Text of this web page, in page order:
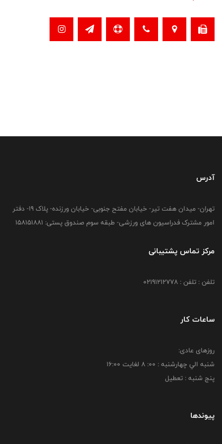
آدرس
تهران- میدان هفت تیر- خیابان مفتح جنوبی- خیابان ورزنده- پلاک 19- دفتر
امور مشترک فدراسیون های ورزشی- طبقه سوم صندوق پستی: 158151881
مرکز تماس پشتیبانی
تلفن : تلفن : 02191212778
ساعات کار
روزهای عادی:
شنبه الي چهارشنبه : 00: 8 لغايت 16:00
پنج شنبه : تعطیل
پیوندها